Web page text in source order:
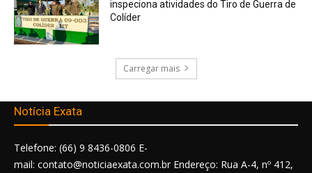
inspeciona atividades do Tiro de Guerra de
Colíder
Carregar mais
Notícia Exata
Telefone: (66) 9 8436-0806 E-
mail: contato@noticiaexata.com.br Endereço: Rua A-4, nº 412,